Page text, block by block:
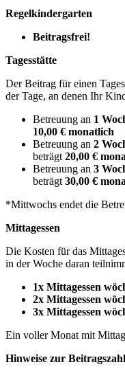
Regelkindergarten
Beitragsfrei!
Tagesstätte
Der Beitrag für einen
der Tage, an denen Ihr
Betreuung an 1
10,00 € monatlich
Betreuung an 2
beträgt 20,00 €
Betreuung an 3
beträgt 30,00 €
*Mittwochs endet die
Mittagessen
Die Kosten für das
in der Woche daran
1x Mittagessen
2x Mittagessen
3x Mittagessen
Ein voller Monat mit
Hinweise zur